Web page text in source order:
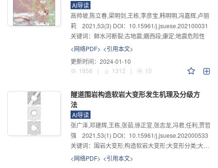
AI导读
高帅坡,陈立春,梁明剑,王栋,李彦宝,韩明明,冯嘉辉,卢丽
莉
2021,53(3) DOI：10.15961/j.jsuese.202100031
关键词： 鲜水河断裂;古地震;磨西段;康定;地震危险性
<网络PDF> <引用本文>
更新时间： 2024-01-10
1858
| 1312 | 10
隧道围岩构造软岩大变形发生机理及分级方
法
AI导读
张广泽,邓建辉,王栋,张茹,徐正宣,张志龙,冯君,任利,贾哲
强
2021,53(1) DOI：10.15961/j.jsuese.202000533
关键词： 围岩大变形;构造软岩大变形;大变形分类;大变形分级
<网络PDF> <引用本文>